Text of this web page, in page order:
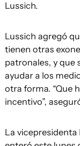
Lussich.
Lussich agregó
tienen otras
patronales, y que
ayudar a los
otra forma. “Que
incentivo”,
La